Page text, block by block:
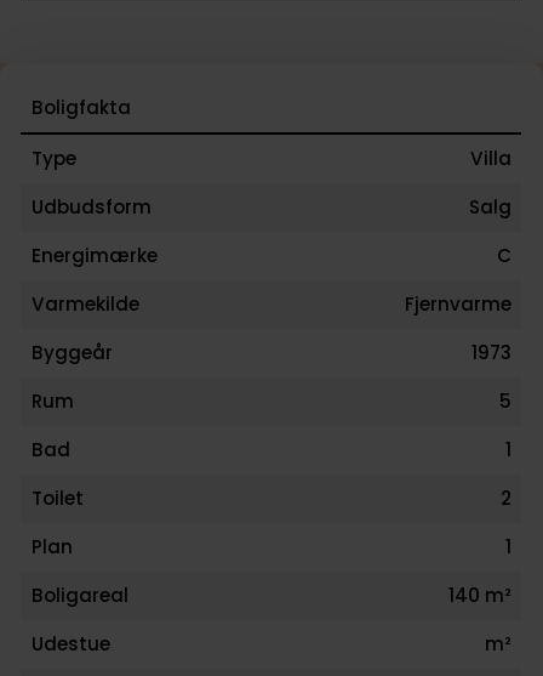
Boligfakta
Type
Villa
Udbudsform
Salg
Energimærke
C
Varmekilde
Fjernvarme
Byggeår
1973
Rum
5
Bad
1
Toilet
2
Plan
1
Boligareal
140 m²
Udestue
m²